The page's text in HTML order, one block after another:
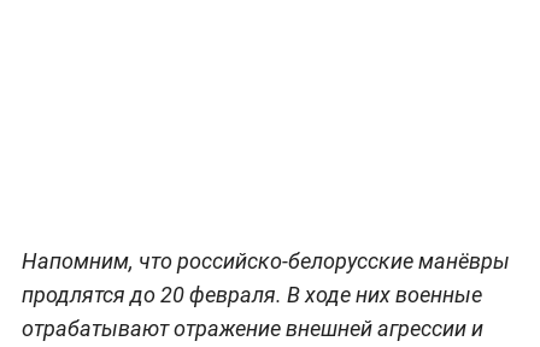
Напомним, что российско-белорусские манёвры
продлятся до 20 февраля. В ходе них военные
отрабатывают отражение внешней агрессии и